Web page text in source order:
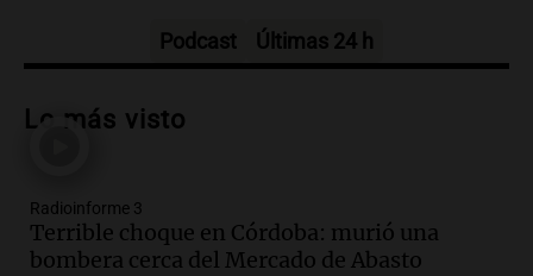
Audio.Mateo Bouniba, joven de Villa
en Estados Unidos
Audio.Fieles celebran a San Cayetano
en Córdoba pidiendo pan, paz y trabajo
Podcast Últimas 24 h
Lo más visto
Radioinforme 3
Terrible choque en Córdoba: murió una
bombera cerca del Mercado de Abasto